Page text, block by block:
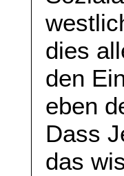
dies
den
eben
Dass
das